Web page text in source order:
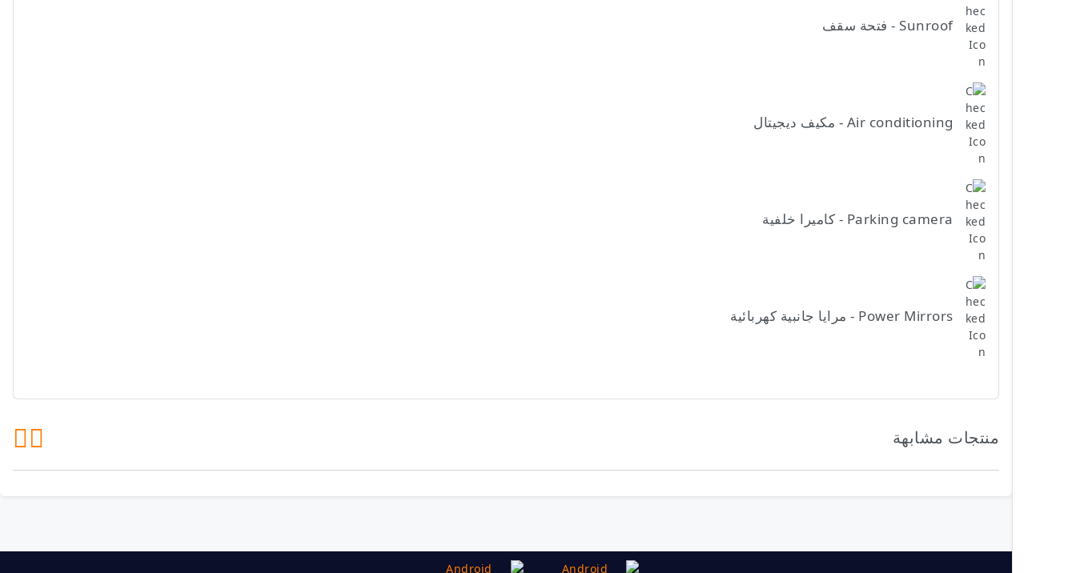
Sunroof - فتحة سقف
Air conditioning - مكيف ديجيتال
Parking camera - كاميرا خلفية
Power Mirrors - مرايا جانبية كهربائية
منتجات مشابهة